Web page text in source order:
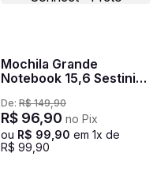
Mochila Grande
Notebook 15,6 Sestini
De: R$ 149,90
R$ 96,90 no Pix
ou R$ 99 90 em 1x de
R$ 99 90